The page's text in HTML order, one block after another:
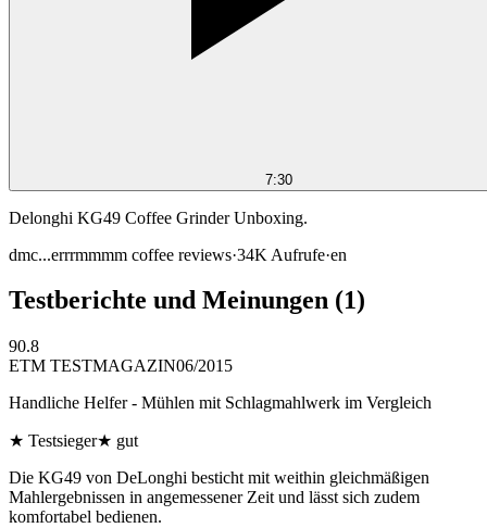
7:30
Delonghi KG49 Coffee Grinder Unboxing.
dmc...errrmmmm coffee reviews·34K Aufrufe·en
Testberichte und Meinungen (1)
90.8
ETM TESTMAGAZIN06/2015
Handliche Helfer - Mühlen mit Schlagmahlwerk im Vergleich
★ Testsieger★ gut
Die KG49 von DeLonghi besticht mit weithin gleichmäßigen
Mahlergebnissen in angemessener Zeit und lässt sich zudem
komfortabel bedienen.